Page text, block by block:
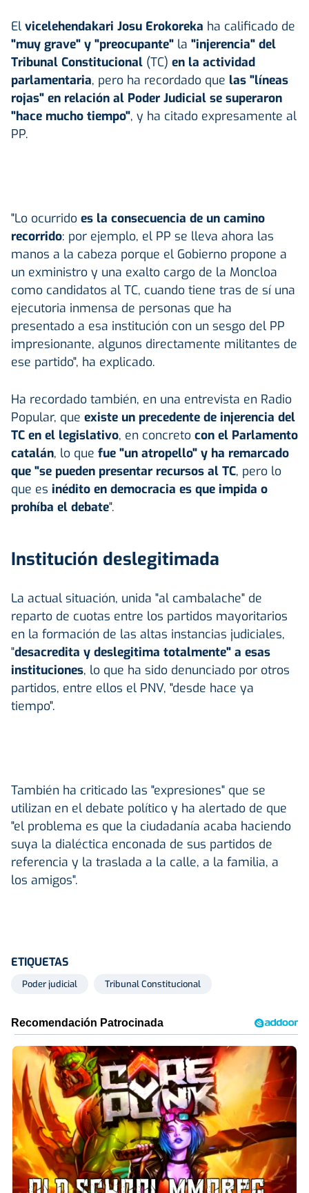
El vicelehendakari Josu Erokoreka ha calificado de
"muy grave" y "preocupante" la "injerencia" del
Tribunal Constitucional (TC) en la actividad
parlamentaria, pero ha recordado que las "líneas
rojas" en relación al Poder Judicial se superaron
"hace mucho tiempo", y ha citado expresamente al
PP.
"Lo ocurrido es la consecuencia de un camino
recorrido: por ejemplo, el PP se lleva ahora las
manos a la cabeza porque el Gobierno propone a
un exministro y una exalto cargo de la Moncloa
como candidatos al TC, cuando tiene tras de sí una
ejecutoria inmensa de personas que ha
presentado a esa institución con un sesgo del PP
impresionante, algunos directamente militantes de
ese partido", ha explicado.
Ha recordado también, en una entrevista en Radio
Popular, que existe un precedente de injerencia del
TC en el legislativo, en concreto con el Parlamento
catalán, lo que fue "un atropello" y ha remarcado
que "se pueden presentar recursos al TC, pero lo
que es inédito en democracia es que impida o
prohíba el debate".
Institución deslegitimada
La actual situación, unida "al cambalache" de
reparto de cuotas entre los partidos mayoritarios
en la formación de las altas instancias judiciales,
"desacredita y deslegitima totalmente" a esas
instituciones, lo que ha sido denunciado por otros
partidos, entre ellos el PNV, "desde hace ya
tiempo".
También ha criticado las "expresiones" que se
utilizan en el debate político y ha alertado de que
"el problema es que la ciudadanía acaba haciendo
suya la dialéctica enconada de sus partidos de
referencia y la traslada a la calle, a la familia, a
los amigos".
ETIQUETAS
Poder judicial Tribunal Constitucional